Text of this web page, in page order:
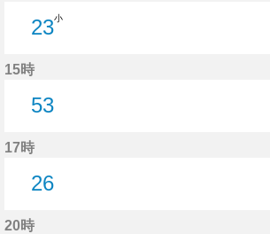
23小
15時
53
17時
26
20時